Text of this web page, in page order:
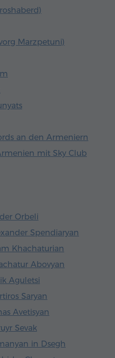
Marzpetuni)
an den Armeniern
mit Sky Club
Orbeli
Spendiaryan
Khachaturian
Abovyan
Aguletsi
Saryan
Avetisyan
Sevak
in Dsegh